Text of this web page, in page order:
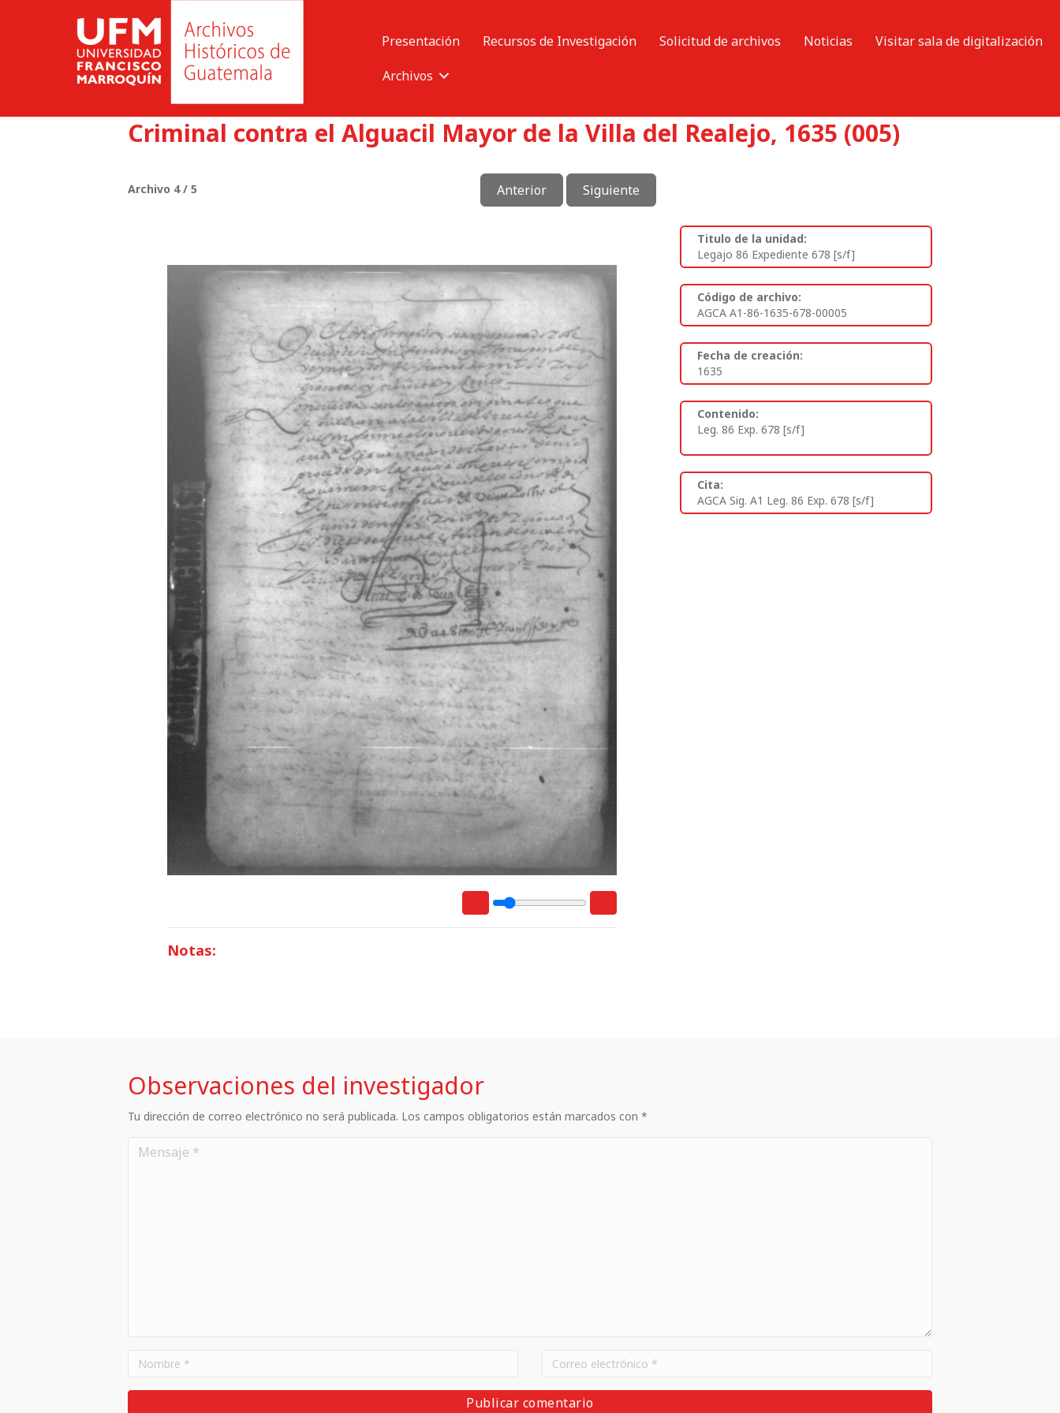
Presentación Recursos de Investigación Solicitud de archivos Noticias
Visitar sala de digitalización
Archivos
Criminal contra el Alguacil Mayor de la Villa del Realejo, 1635 (005)
Archivo 4 / 5 Anterior Siguiente
Notas:
Titulo de la unidad:
Legajo 86 Expediente 678 [s/f]
Código de archivo:
AGCA A1-86-1635-678-00005
Fecha de creación:
1635
Contenido:
Leg. 86 Exp. 678 [s/f]
Cita:
AGCA Sig. A1 Leg. 86 Exp. 678 [s/f]
Observaciones del investigador
Tu dirección de correo electrónico no será publicada. Los campos obligatorios están marcados con *